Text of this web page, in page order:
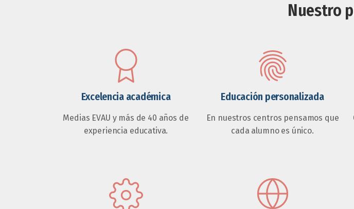
Nuestro
Excelencia académica
Medias EVAU y más de 40 años de
experiencia educativa.
Educación personalizada
En nuestros centros pensamos que
cada alumno es único.